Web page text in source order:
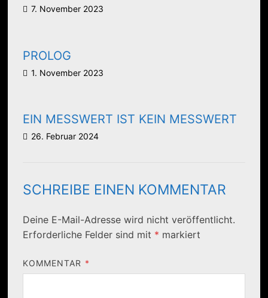
7. November 2023
PROLOG
1. November 2023
EIN MESSWERT IST KEIN MESSWERT
26. Februar 2024
SCHREIBE EINEN KOMMENTAR
Deine E-Mail-Adresse wird nicht veröffentlicht.
Erforderliche Felder sind mit * markiert
KOMMENTAR *